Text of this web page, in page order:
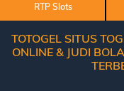
RTP Slots
TOTOGEL SITUS
ONLINE & JUDI